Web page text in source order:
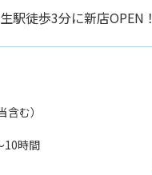
駅徒歩3分に新店OPEN！
含む）
10時間